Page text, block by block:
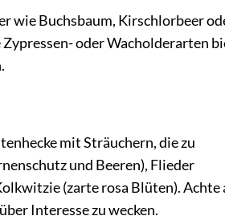
wie Buchsbaum, Kirschlorbeer
oder Wacholderarten
mit Sträuchern, die zu
und Beeren), Flieder
(zarte rosa Blüten). Achte
Interesse zu wecken.